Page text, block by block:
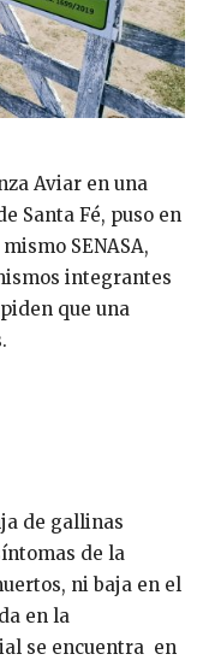
Aviar en una
Santa Fé, puso en
SENASA,
integrantes
que una
de gallinas
de la
ni baja en el
en la
se encuentra en